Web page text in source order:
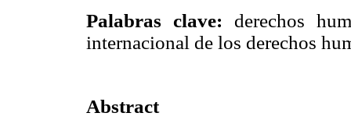
Palabras clave: derechos
internacional de los derechos
Abstract